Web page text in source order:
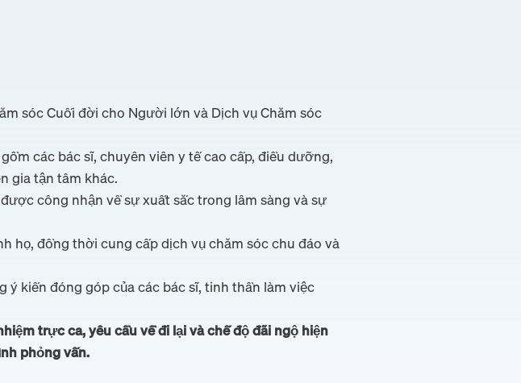
sóc Cuối đời cho Người lớn và Dịch vụ Chăm sóc
các bác sĩ, chuyên viên y tế cao cấp, điều dưỡng,
gia tận tâm khác.
công nhận về sự xuất sắc trong lâm sàng và sự
họ, đồng thời cung cấp dịch vụ chăm sóc chu đáo và
kiến đóng góp của các bác sĩ, tinh thần làm việc
trực ca, yêu cầu về đi lại và chế độ đãi ngộ hiện
phỏng vấn.